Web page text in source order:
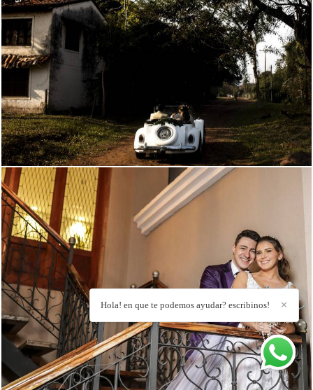
✕
Hola! en que te podemos ayudar? escribinos!